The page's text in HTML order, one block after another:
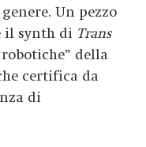
Un pezzo
il synth di Trans
della
certifica da
di